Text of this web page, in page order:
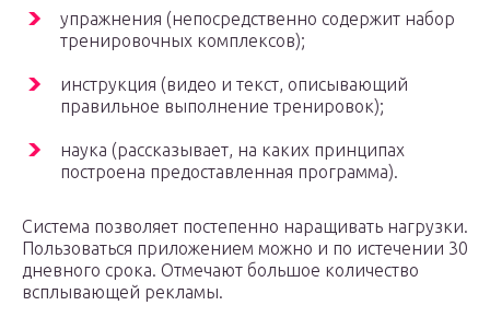
упражнения (непосредственно содержит набор
тренировочных комплексов);
инструкция (видео и текст, описывающий
правильное выполнение тренировок);
наука (рассказывает, на каких принципах
построена предоставленная программа).
Система позволяет постепенно наращивать нагрузки.
Пользоваться приложением можно и по истечении 30
дневного срока. Отмечают большое количество
всплывающей рекламы.